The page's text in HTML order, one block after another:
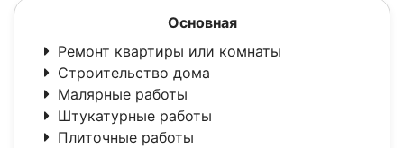
Основная
Ремонт квартиры или комнаты
Строительство дома
Малярные работы
Штукатурные работы
Плиточные работы